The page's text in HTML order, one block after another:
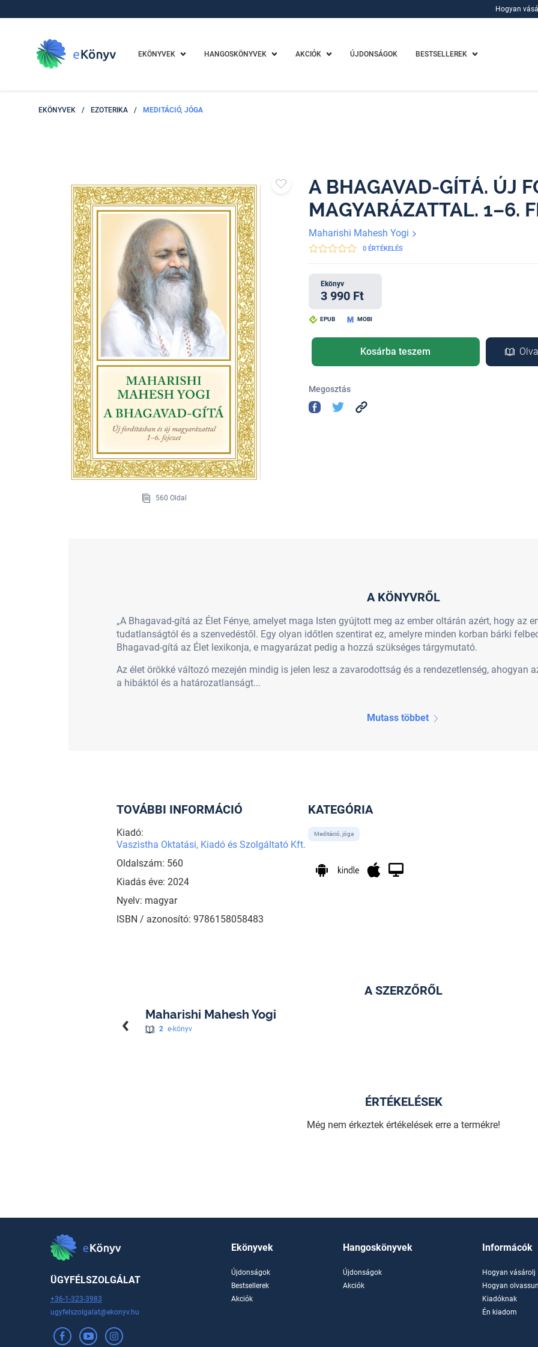
Hogyan
EKÖNYVEK HANGOSKÖNYVEK AKCIÓK ÚJDONSÁGOK BESTSELLEREK
EKÖNYVEK / EZOTERIKA / MEDITÁCIÓ, JÓGA
560 Oldal
A BHAGAVAD-GÍTÁ. ÚJ
MAGYARÁZATTAL. 1–6.
Maharishi Mahesh Yogi
0 ÉRTÉKELÉS
Ekönyv
3 990 Ft
EPUB MOBI
Kosárba teszem
Megosztás
A KÖNYVRŐL
„A Bhagavad-gítá az Élet Fénye, amelyet maga Isten gyújtott meg az ember oltárán azért, hogy az
tudatlanságtól és a szenvedéstől. Egy olyan időtlen szentirat ez, amelyre minden korban bárki
Bhagavad-gítá az Élet lexikonja, e magyarázat pedig a hozzá szükséges tárgymutató.
Az élet örökké változó mezején mindig is jelen lesz a zavarodottság és a rendezetlenség, ahogyan
a hibáktól és a határozatlanságt...
Mutass többet
TOVÁBBI INFORMÁCIÓ
Kiadó:
Vaszistha Oktatási, Kiadó és Szolgáltató Kft.
Oldalszám: 560
Kiadás éve: 2024
Nyelv: magyar
ISBN / azonosító: 9786158058483
KATEGÓRIA
Meditáció, jóga
A SZERZŐRŐL
Maharishi Mahesh Yogi
2 e-könyv
ÉRTÉKELÉSEK
Még nem érkeztek értékelések erre a termékre!
ÜGYFÉLSZOLGÁLAT
+36-1-323-3983
ugyfelszolgalat@ekonyv.hu
Ekönyvek
Újdonságok
Bestsellerek
Akciók
Hangoskönyvek
Újdonságok
Akciók
Informácók
Hogyan vásárolj
Hogyan
Kiadóknak
Én kiadom